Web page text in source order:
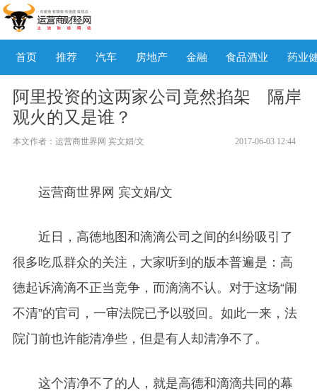
首页 推荐 汽车 房地产 金融 食品酒业 药业
阿里投资的这两家公司竟然掐架 隔岸
观火的又是谁？
本文作者：运营商世界网 宾文娟/文 2017-06-03 12:44
运营商世界网 宾文娟/文
近日，高德地图和滴滴公司之间的纠纷吸引了
很多吃瓜群众的关注，大家听到的版本普遍是：高
德起诉滴滴不正当竞争，而滴滴不认。对于这场“闹
不清”的官司，一审法院已予以驳回。如此一来，法
院门前也许能清净些，但是有人却清净不了。
这个清净不了的人，就是高德和滴滴共同的幕